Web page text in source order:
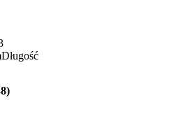
Długość